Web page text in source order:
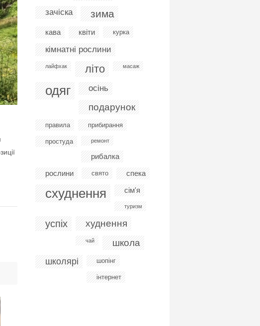
зачіска зима
кава квіти курка
кімнатні рослини
лайфхак літо масаж
одяг осінь
подарунок
правила прибирання
простуда ремонт
рибалка
рослини
свято спека
схуднення сім'я
туризм
успіх худнення
чай школа
школярі шопінг
інтернет